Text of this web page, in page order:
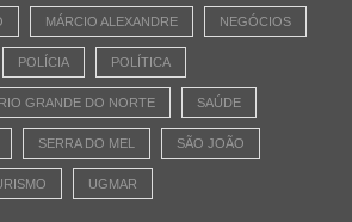
MÁRCIO ALEXANDRE NEGÓCIOS
POLÍCIA POLÍTICA
RIO GRANDE DO NORTE SAÚDE
SERRA DO MEL SÃO JOÃO
UGMAR